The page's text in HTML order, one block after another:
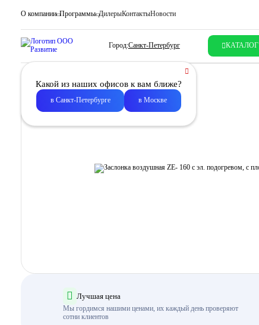
О компании Программы ДилерыКонтактыНовости
Город:Санкт-Петербург КАТАЛОГ
Какой из наших офисов к вам ближе?
в Санкт-Петербурге в Москве
Лучшая цена
Мы гордимся нашими ценами, их каждый день проверяют
сотни клиентов